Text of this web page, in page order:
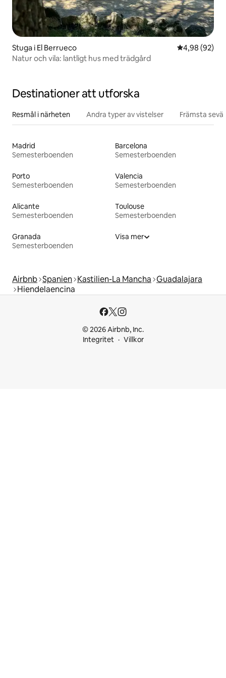
Stuga i El Berrueco 4,98 av 5 i
4,98 (92)
Natur och vila: lantligt hus med trädgård
Destinationer att utforska
Resmål i närheten Andra typer av vistelser Främsta
Madrid
Semesterboenden
Barcelona
Semesterboenden
Porto
Semesterboenden
Valencia
Semesterboenden
Alicante
Semesterboenden
Toulouse
Semesterboenden
Granada
Semesterboenden
Visa mer
Airbnb Spanien Kastilien-La Mancha Guadalajara
Hiendelaencina
© 2026 Airbnb, Inc.
Integritet
Villkor